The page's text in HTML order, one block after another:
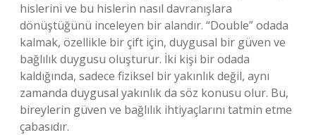
hislerini ve bu hislerin nasıl davranışlara
dönüştüğünü inceleyen bir alandır. “Double” odada
kalmak, özellikle bir çift için, duygusal bir güven ve
bağlılık duygusu oluşturur. İki kişi bir odada
kaldığında, sadece fiziksel bir yakınlık değil, aynı
zamanda duygusal yakınlık da söz konusu olur. Bu,
bireylerin güven ve bağlılık ihtiyaçlarını tatmin etme
çabasıdır.